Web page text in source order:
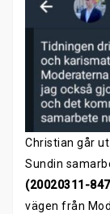
Christian går
Sundin
(20020311-
vägen från